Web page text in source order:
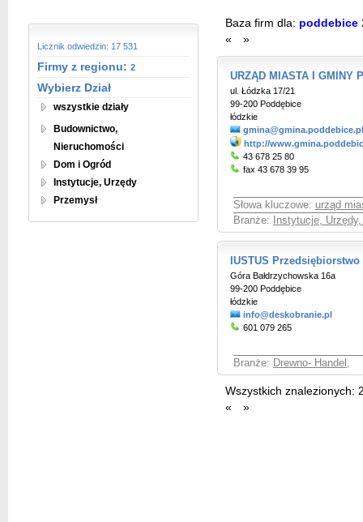
Licznik odwiedzin: 17 531
Firmy z regionu: 2
Wybierz Dział
wszystkie działy
Budownictwo,
Nieruchomości
Dom i Ogród
Instytucje, Urzędy
Przemysł
Baza firm dla: poddebice
«
»
URZĄD MIASTA I GMINY
ul. Łódzka 17/21
99-200 Poddębice
łódzkie
gmina@gmina.poddebice.pl
http://
43 678 25 80
fax 43 678 39 95
Słowa kluczowe: urząd
Branże:
Instytucje,
IUSTUS
Góra Bałdrzychowska 16a
99-200 Poddębice
łódzkie
info@deskobranie.pl
601 079 265
Branże: Drewno- Handel ,
Wszystkich znalezionych:
«
»